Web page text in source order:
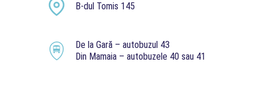
B-dul Tomis 145
De la Gară – autobuzul 43
Din Mamaia – autobuzele 40 sau 41